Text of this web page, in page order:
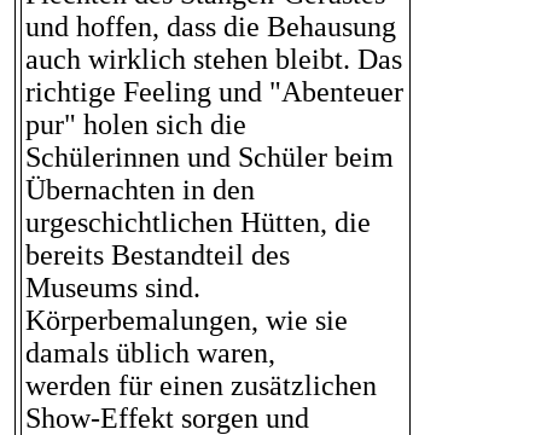
und hoffen, dass die Behausung
auch wirklich stehen bleibt. Das
richtige Feeling und "Abenteuer
pur" holen sich die
Schülerinnen und Schüler beim
Übernachten in den
urgeschichtlichen Hütten, die
bereits Bestandteil des
Museums sind.
Körperbemalungen, wie sie
damals üblich waren,
werden für einen zusätzlichen
Show-Effekt sorgen und